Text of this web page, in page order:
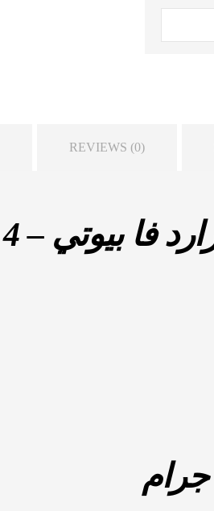
REVIEWS (0)